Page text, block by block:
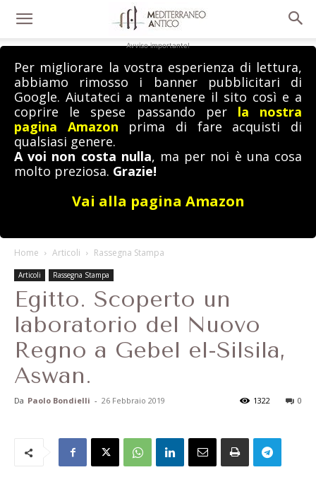
Avviso importante!
Per migliorare la vostra esperienza di lettura,
abbiamo rimosso i banner pubblicitari di
Google. Aiutateci a mantenere il sito così e a
coprire le spese passando per la nostra
pagina Amazon prima di fare acquisti di
qualsiasi genere.
A voi non costa nulla, ma per noi è una cosa
molto preziosa. Grazie!
Vai alla pagina Amazon
Home Articoli Rassegna Stampa
Articoli Rassegna Stampa
Egitto. Scoperto un
laboratorio del Nuovo
Regno a Gebel el-Silsila,
Aswan.
Da Paolo Bondielli - 26 Febbraio 2019 0
1322